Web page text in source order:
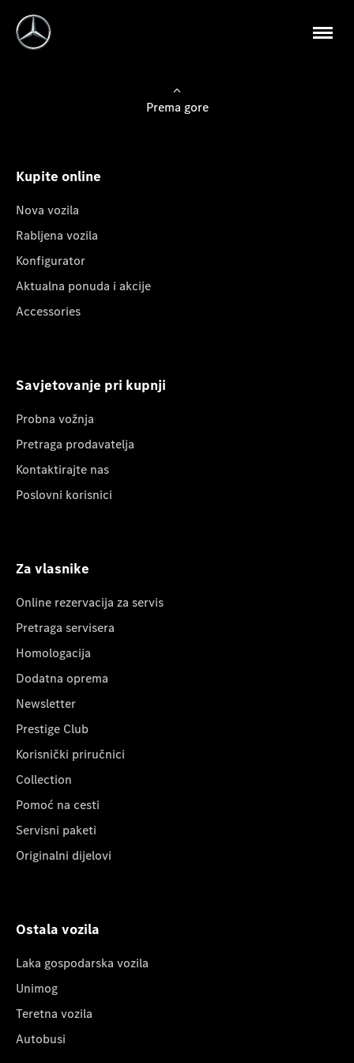
Prema gore
Kupite online
Nova vozila
Rabljena vozila
Konfigurator
Aktualna ponuda i akcije
Accessories
Savjetovanje pri kupnji
Probna vožnja
Pretraga prodavatelja
Kontaktirajte nas
Poslovni korisnici
Za vlasnike
Online rezervacija za servis
Pretraga servisera
Homologacija
Dodatna oprema
Newsletter
Prestige Club
Korisnički priručnici
Collection
Pomoć na cesti
Servisni paketi
Originalni dijelovi
Ostala vozila
Laka gospodarska vozila
Unimog
Teretna vozila
Autobusi